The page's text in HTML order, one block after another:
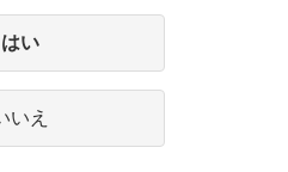
はい
いえ